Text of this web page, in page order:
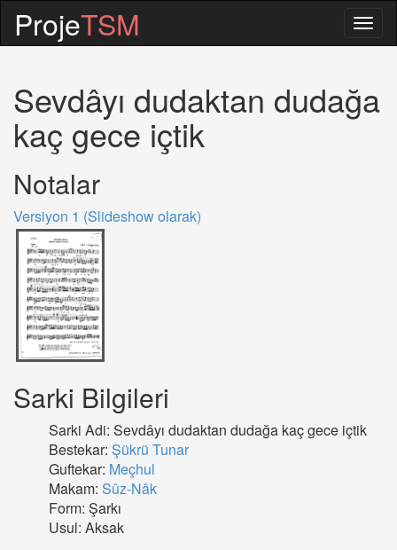
ProjeTSM
Sevdâyı dudaktan dudağa
kaç gece içtik
Notalar
Versiyon 1 (Slideshow olarak)
Sarki Bilgileri
Sarki Adi: Sevdâyı dudaktan dudağa kaç gece içtik
Bestekar: Şükrü Tunar
Guftekar: Meçhul
Makam: Sûz-Nâk
Form: Şarkı
Usul: Aksak